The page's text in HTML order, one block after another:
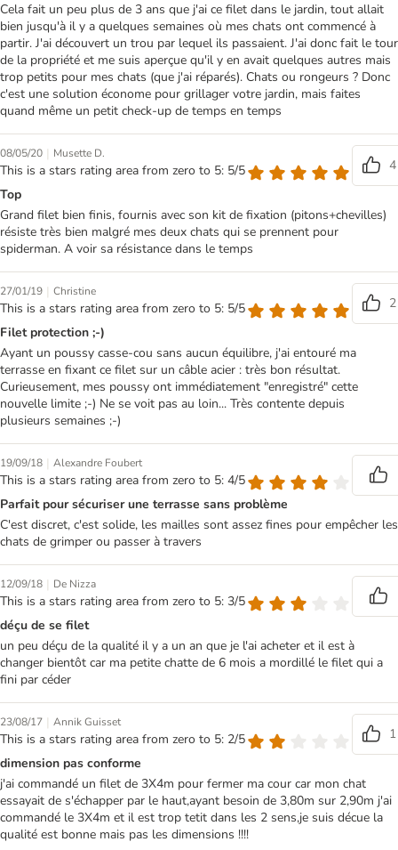
Cela fait un peu plus de 3 ans que j'ai ce filet dans le jardin, tout allait
bien jusqu'à il y a quelques semaines où mes chats ont commencé à
partir. J'ai découvert un trou par lequel ils passaient. J'ai donc fait le tour
de la propriété et me suis aperçue qu'il y en avait quelques autres mais
trop petits pour mes chats (que j'ai réparés). Chats ou rongeurs ? Donc
c'est une solution économe pour grillager votre jardin, mais faites
quand même un petit check-up de temps en temps
08/05/20 | Musette D.
This is a stars rating area from zero to 5: 5/5
4
Top
Grand filet bien finis, fournis avec son kit de fixation (pitons+chevilles)
résiste très bien malgré mes deux chats qui se prennent pour
spiderman. A voir sa résistance dans le temps
27/01/19 | Christine
This is a stars rating area from zero to 5: 5/5
2
Filet protection ;-)
Ayant un poussy casse-cou sans aucun équilibre, j'ai entouré ma
terrasse en fixant ce filet sur un câble acier : très bon résultat.
Curieusement, mes poussy ont immédiatement "enregistré" cette
nouvelle limite ;-) Ne se voit pas au loin... Très contente depuis
plusieurs semaines ;-)
19/09/18 | Alexandre Foubert
This is a stars rating area from zero to 5: 4/5
Parfait pour sécuriser une terrasse sans problème
C'est discret, c'est solide, les mailles sont assez fines pour empêcher les
chats de grimper ou passer à travers
12/09/18 | De Nizza
This is a stars rating area from zero to 5: 3/5
déçu de se filet
un peu déçu de la qualité il y a un an que je l'ai acheter et il est à
changer bientôt car ma petite chatte de 6 mois a mordillé le filet qui a
fini par céder
23/08/17 | Annik Guisset
This is a stars rating area from zero to 5: 2/5
1
dimension pas conforme
j'ai commandé un filet de 3X4m pour fermer ma cour car mon chat
essayait de s'échapper par le haut,ayant besoin de 3,80m sur 2,90m j'ai
commandé le 3X4m et il est trop tetit dans les 2 sens,je suis décue la
qualité est bonne mais pas les dimensions !!!!